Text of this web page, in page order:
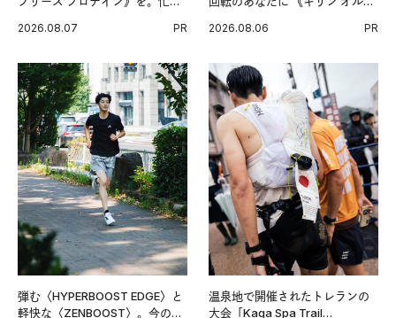
グ習慣。
2026.08.07 PR 2026.08.06 PR
弾む〈HYPERBOOST EDGE〉と
軽快な〈ZENBOOST〉。今の時
温泉地で開催されたトレランの
大会「Kaga Spa Trail